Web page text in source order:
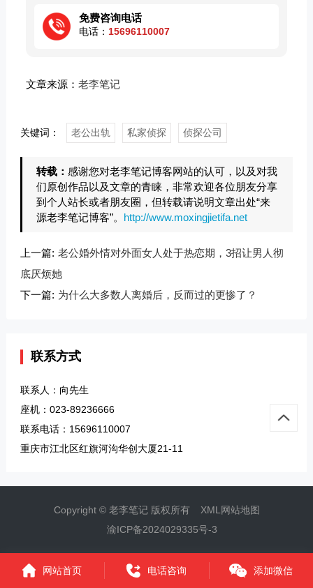
免费咨询电话
电话： 15696110007
文章来源： 老李笔记
关键词： 老公出轨 私家侦探 侦探公司
转载： 感谢您对老李笔记博客网站的认可，以及对我
们原创作品以及文章的青睐，非常欢迎各位朋友分享
到个人站长或者朋友圈，但转载请说明文章出处“来
源老李笔记博客”。 http://www.moxingjietifa.net
上一篇: 老公婚外情对外面女人处于热恋期，3招让男人彻
底厌烦她
下一篇: 为什么大多数人离婚后，反而过的更惨了？
联系方式
联系人：向先生
座机：023-89236666
联系电话：15696110007
重庆市江北区红旗河沟华创大厦21-11
Copyright © 老李笔记 版权所有
XML网站地图
渝ICP备2024029335号-3
网站首页 电话咨询 添加微信